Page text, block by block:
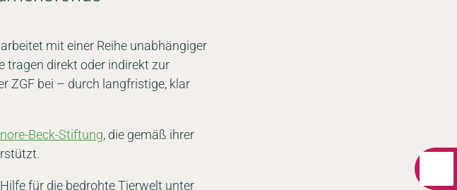
mit einer Reihe unabhängiger
tragen direkt oder indirekt zur
ZGF bei – durch langfristige, klar
Beck-Stiftung, die gemäß ihrer
für die bedrohte Tierwelt unter